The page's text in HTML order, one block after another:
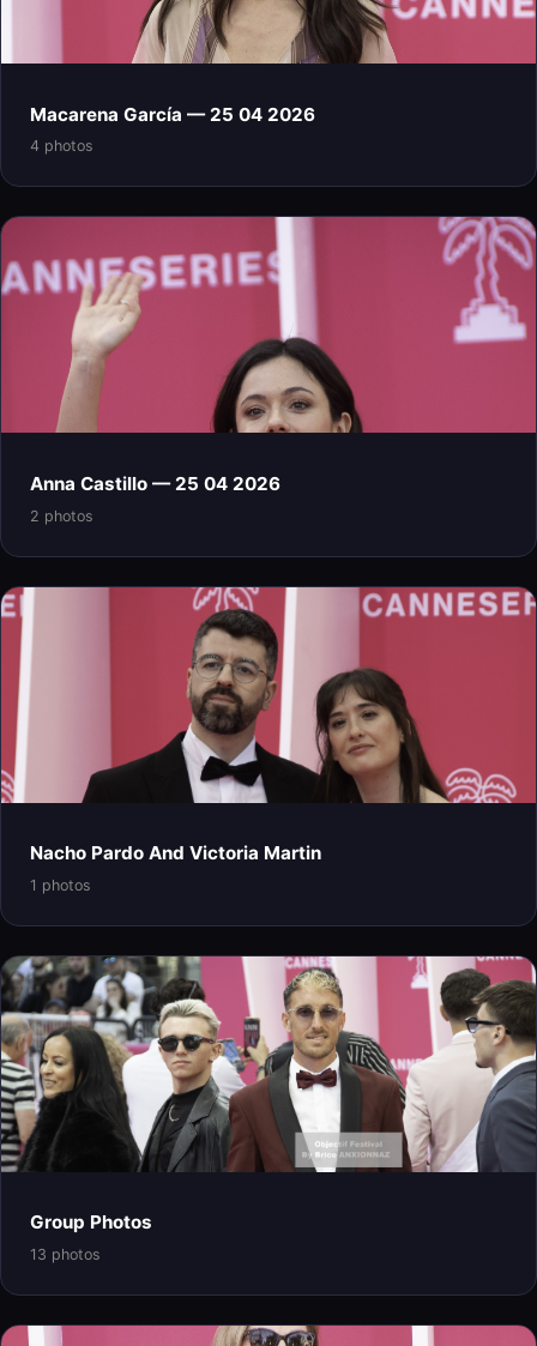
Macarena García — 25 04 2026
4 photos
Anna Castillo — 25 04 2026
2 photos
Nacho Pardo And Victoria Martin
1 photos
Group Photos
13 photos